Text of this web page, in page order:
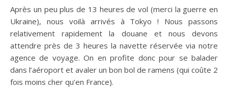
Après un peu plus de 13 heures de vol (merci la guerre en
Ukraine), nous voilà arrivés à Tokyo ! Nous passons
relativement rapidement la douane et nous devons
attendre près de 3 heures la navette réservée via notre
agence de voyage. On en profite donc pour se balader
dans l’aéroport et avaler un bon bol de ramens (qui coûte 2
fois moins cher qu’en France).